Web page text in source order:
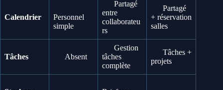
Calendrier
Personnel
simple
Partagé
entre
collaborateu
rs
Partagé
+ réservation
salles
Tâches Absent
Gestion
tâches
complète
Tâches +
projets